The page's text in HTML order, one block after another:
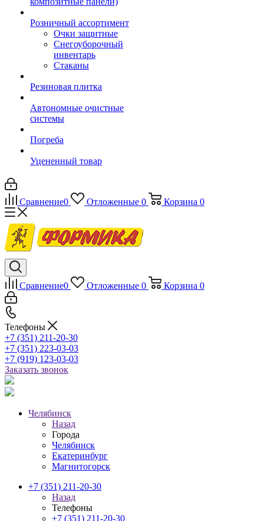
Розничный ассортимент
Очки защитные
Снегоуборочный
инвентарь
Стаканы
Резиновая плитка
Автономные очистные
системы
Погреба
Уцененный товар
Сравнение0 Отложенные 0 Корзина 0
Сравнение0 Отложенные 0 Корзина 0
Телефоны
+7 (351) 211-20-30
+7 (351) 223-03-03
+7 (919) 123-03-03
Заказать звонок
Челябинск
Назад
Города
Челябинск
Екатеринбург
Магнитогорск
+7 (351) 211-20-30
Назад
Телефоны
+7 (351) 211-20-30